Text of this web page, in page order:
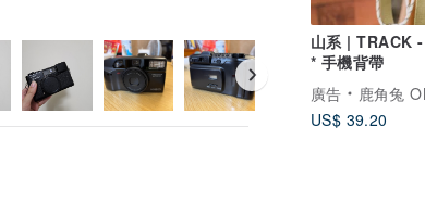
山系 | TRACK
* 手機背帶
廣告
鹿角兔 ONCE
US$ 39.20